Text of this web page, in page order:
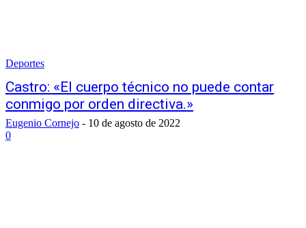
Deportes
Castro: «El cuerpo técnico no puede contar
conmigo por orden directiva.»
Eugenio Cornejo - 10 de agosto de 2022
0